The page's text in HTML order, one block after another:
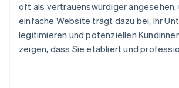
oft als vertrauenswürdiger angesehen,
einfache Website trägt dazu bei, Ihr
legitimieren und potenziellen
zeigen, dass Sie etabliert und